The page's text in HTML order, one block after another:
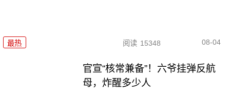
最热 阅读 15348 08-04
官宣“核常兼备”！六爷挂弹反航
母，炸醒多少人